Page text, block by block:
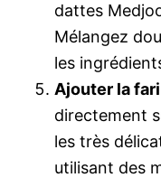
dattes
Mélangez
les
Ajouter la
directement
les très
utilisant des